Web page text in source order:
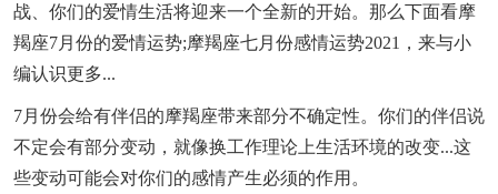
战、你们的爱情生活将迎来一个全新的开始。那么下面看摩
羯座7月份的爱情运势;摩羯座七月份感情运势2021，来与小
编认识更多...
7月份会给有伴侣的摩羯座带来部分不确定性。你们的伴侣说
不定会有部分变动，就像换工作理论上生活环境的改变...这
些变动可能会对你们的感情产生必须的作用。